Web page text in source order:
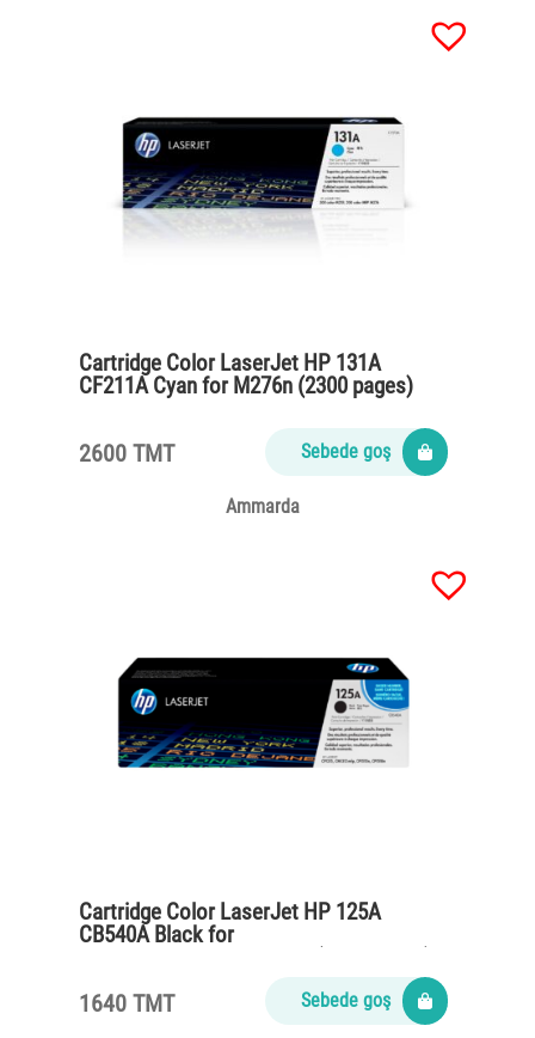
Cartridge Color LaserJet HP 131A
CF211A Cyan for M276n (2300 pages)
2600 TMT Sebede goş
Ammarda
Cartridge Color LaserJet HP 125A
CB540A Black for
1640 TMT Sebede goş